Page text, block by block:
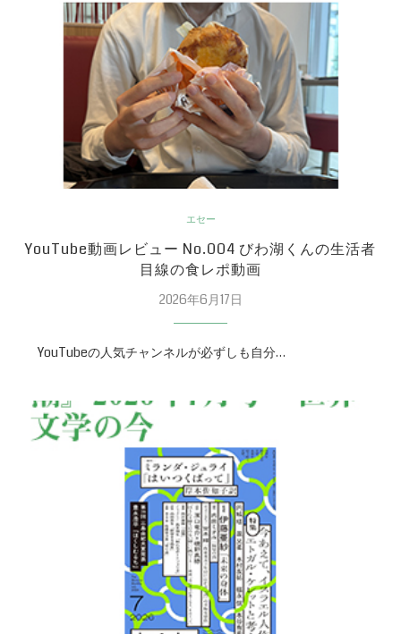
エセー
YouTube動画レビュー No.004 びわ湖くんの生活者
目線の食レポ動画
2026年6月17日
YouTubeの人気チャンネルが必ずしも自分…